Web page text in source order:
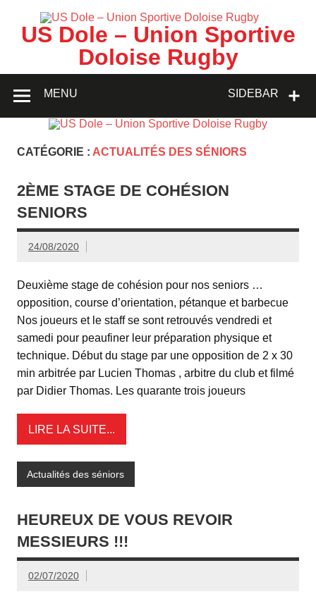
contentUS Dole – Union Sportive
Doloise Rugby
SIDEBAR
MENU
CATÉGORIE : ACTUALITÉS DES SÉNIORS
2ÈME STAGE DE COHÉSION
SENIORS
24/08/2020
Deuxième stage de cohésion pour nos seniors …
opposition, course d’orientation, pétanque et barbecue
Nos joueurs et le staff se sont retrouvés vendredi et
samedi pour peaufiner leur préparation physique et
technique. Début du stage par une opposition de 2 x 30
min arbitrée par Lucien Thomas , arbitre du club et filmé
par Didier Thomas. Les quarante trois joueurs
LIRE LA SUITE...
Actualités des séniors
HEUREUX DE VOUS REVOIR
MESSIEURS !!!
02/07/2020